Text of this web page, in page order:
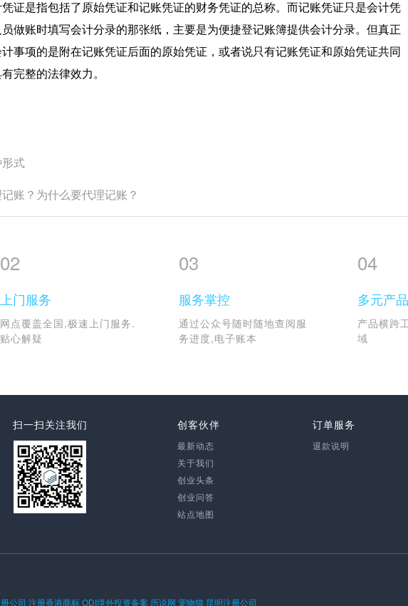
证是指包括了原始凭证和记账凭证的财务凭证的总称。而记账凭证只是会计凭
做账时填写会计分录的那张纸，主要是为便捷登记账簿提供会计分录。但真正
事项的是附在记账凭证后面的原始凭证，或者说只有记账凭证和原始凭证共同
完整的法律效力。
式
账？为什么要代理记账？
02
上门服务
网点覆盖全国,极速上门服务.
贴心解疑
03
服务掌控
通过公众号随时随地查阅服
务进度,电子账本
04
多元产品
产品横跨
域
扫一扫关注我们 创客伙伴
最新动态
关于我们
创业头条
创业问答
站点地图
订单服务
退款说明
公司 注册香港商标ODI境外投资备案 历说网 宠物猫 昆明注册公司